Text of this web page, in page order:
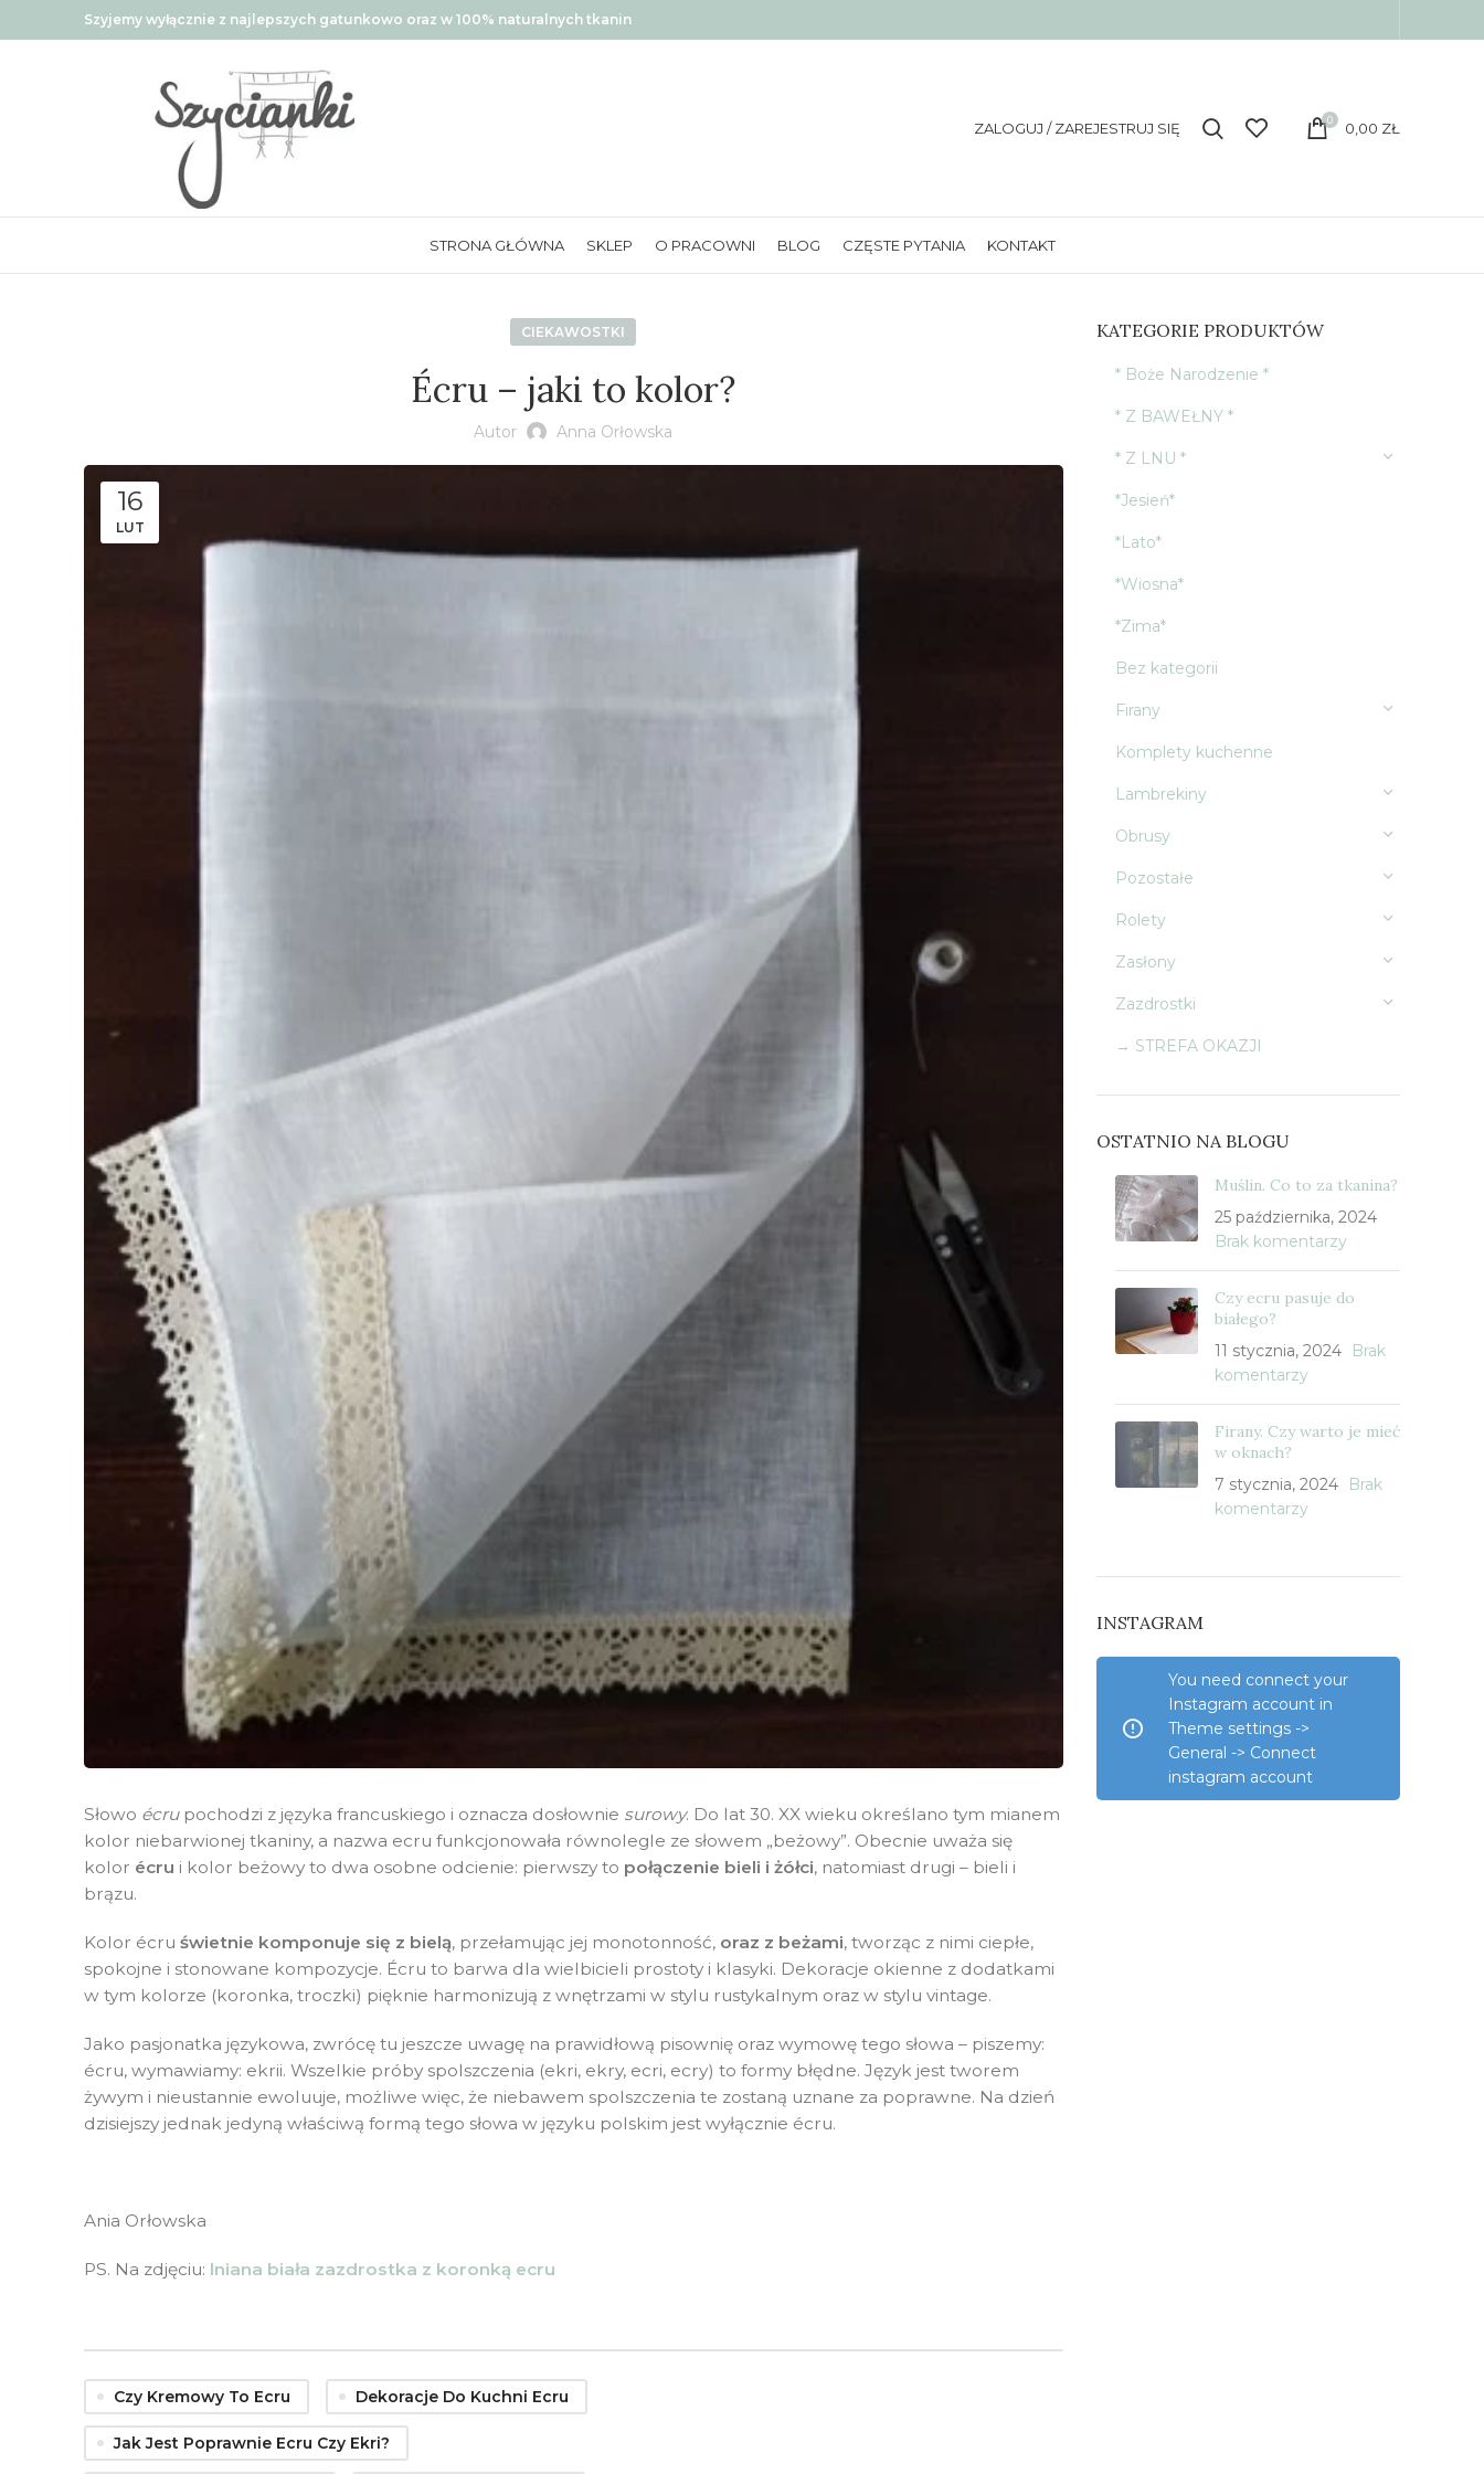
Szyjemy wyłącznie z najlepszych gatunkowo oraz w 100% naturalnych tkanin
ZALOGUJ / ZAREJESTRUJ SIĘ 0 0,00 ZŁ
STRONA GŁÓWNA SKLEP O PRACOWNI BLOG CZĘSTE PYTANIA KONTAKT
CIEKAWOSTKI
Écru – jaki to kolor?
Autor Anna Orłowska
16
LUT
Słowo écrupochodzi z języka francuskiego i oznacza dosłownie surowy. Do lat 30. XX wieku określano tym mianem
kolor niebarwionej tkaniny, a nazwa ecru funkcjonowała równolegle ze słowem „beżowy”. Obecnie uważa się
kolor écru i kolor beżowy to dwa osobne odcienie: pierwszy to połączenie bieli i żółci, natomiast drugi – bieli i
brązu.
Kolor écru świetnie komponuje się z bielą, przełamując jej monotonność, oraz z beżami, tworząc z nimi ciepłe,
spokojne i stonowane kompozycje. Écru to barwa dla wielbicieli prostoty i klasyki. Dekoracje okienne z dodatkami
w tym kolorze (koronka, troczki) pięknie harmonizują z wnętrzami w stylu rustykalnym oraz w stylu vintage.
Jako pasjonatka językowa, zwrócę tu jeszcze uwagę na prawidłową pisownię oraz wymowę tego słowa – piszemy:
écru, wymawiamy: ekrii. Wszelkie próby spolszczenia (ekri, ekry, ecri, ecry) to formy błędne. Język jest tworem
żywym i nieustannie ewoluuje, możliwe więc, że niebawem spolszczenia te zostaną uznane za poprawne. Na dzień
dzisiejszy jednak jedyną właściwą formą tego słowa w języku polskim jest wyłącznie écru.
Ania Orłowska
PS. Na zdjęciu: lniana biała zazdrostka z koronką ecru
Czy Kremowy To Ecru Dekoracje Do Kuchni Ecru
Jak Jest Poprawnie Ecru Czy Ekri?
KATEGORIE PRODUKTÓW
* Boże Narodzenie *
* Z BAWEŁNY *
* Z LNU *
*Jesień*
*Lato*
*Wiosna*
*Zima*
Bez kategorii
Firany
Komplety kuchenne
Lambrekiny
Obrusy
Pozostałe
Rolety
Zasłony
Zazdrostki
→ STREFA OKAZJI
OSTATNIO NA BLOGU
Muślin. Co to za tkanina?
25 października, 2024
Brak komentarzy
Czy ecru pasuje do
białego?
11 stycznia, 2024
Brak
komentarzy
Firany. Czy warto je mieć
w oknach?
7 stycznia, 2024
Brak
komentarzy
INSTAGRAM
You need connect your
Instagram account in
Theme settings ->
General -> Connect
instagram account